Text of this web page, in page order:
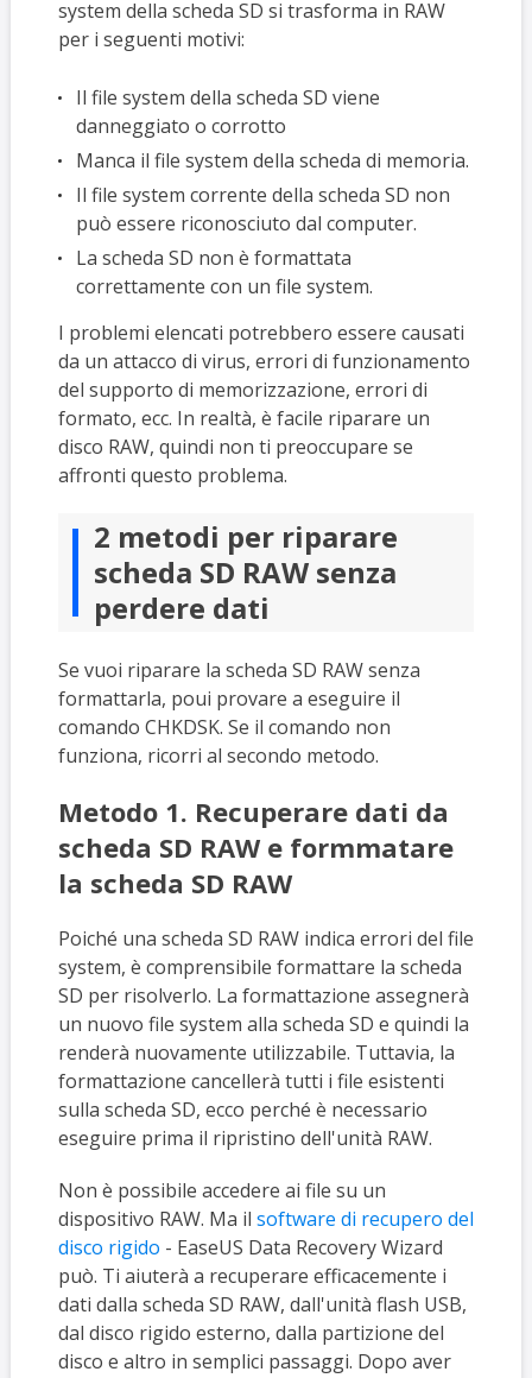
system della scheda SD si trasforma in RAW
per i seguenti motivi:
Il file system della scheda SD viene
danneggiato o corrotto
Manca il file system della scheda di memoria.
Il file system corrente della scheda SD non
può essere riconosciuto dal computer.
La scheda SD non è formattata
correttamente con un file system.
I problemi elencati potrebbero essere causati
da un attacco di virus, errori di funzionamento
del supporto di memorizzazione, errori di
formato, ecc. In realtà, è facile riparare un
disco RAW, quindi non ti preoccupare se
affronti questo problema.
2 metodi per riparare
scheda SD RAW senza
perdere dati
Se vuoi riparare la scheda SD RAW senza
formattarla, poui provare a eseguire il
comando CHKDSK. Se il comando non
funziona, ricorri al secondo metodo.
Metodo 1. Recuperare dati da
scheda SD RAW e formmatare
la scheda SD RAW
Poiché una scheda SD RAW indica errori del file
system, è comprensibile formattare la scheda
SD per risolverlo. La formattazione assegnerà
un nuovo file system alla scheda SD e quindi la
renderà nuovamente utilizzabile. Tuttavia, la
formattazione cancellerà tutti i file esistenti
sulla scheda SD, ecco perché è necessario
eseguire prima il ripristino dell'unità RAW.
Non è possibile accedere ai file su un
dispositivo RAW. Ma il software di recupero del
disco rigido - EaseUS Data Recovery Wizard
può. Ti aiuterà a recuperare efficacemente i
dati dalla scheda SD RAW, dall'unità flash USB,
dal disco rigido esterno, dalla partizione del
disco e altro in semplici passaggi. Dopo aver